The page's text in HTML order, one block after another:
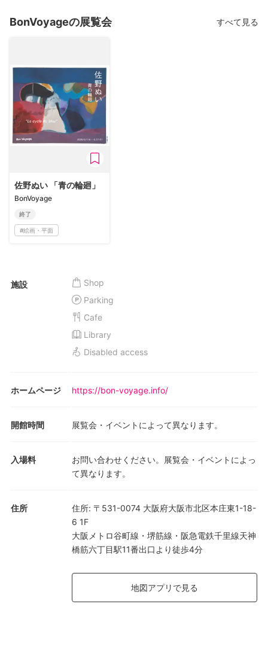
BonVoyageの展覧会 すべて見る
佐野ぬい 「青の輪廻」
BonVoyage
終了
#絵画・平面
施設
Shop
Parking
Cafe
Library
Disabled access
ホームページ https://bon-voyage.info/
開館時間 展覧会・イベントによって異なります。
入場料
お問い合わせください。展覧会・イベントによっ
て異なります。
住所 住所: 〒531-0074 大阪府大阪市北区本庄東1-18-
6 1F
大阪メトロ谷町線・堺筋線・阪急電鉄千里線天神
橋筋六丁目駅11番出口より徒歩4分
地図アプリで見る